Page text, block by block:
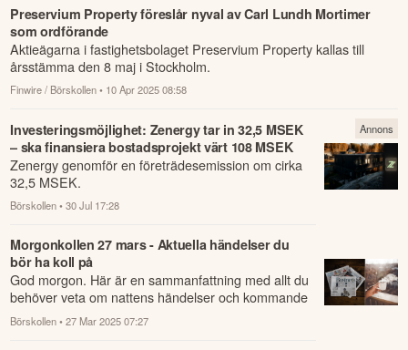
Preservium Property föreslår nyval av Carl Lundh Mortimer
som ordförande
Aktieägarna i fastighetsbolaget Preservium Property kallas till
årsstämma den 8 maj i Stockholm.
Finwire / Börskollen • 10 Apr 2025 08:58
Investeringsmöjlighet: Zenergy tar in 32,5 MSEK
– ska finansiera bostadsprojekt värt 108 MSEK
Zenergy genomför en företrädesemission om cirka
32,5 MSEK.
Börskollen • 30 Jul 17:28
Annons
Morgonkollen 27 mars - Aktuella händelser du
bör ha koll på
God morgon. Här är en sammanfattning med allt du
behöver veta om nattens händelser och kommande
dagens viktigaste händelser på börsen.
Börskollen • 27 Mar 2025 07:27